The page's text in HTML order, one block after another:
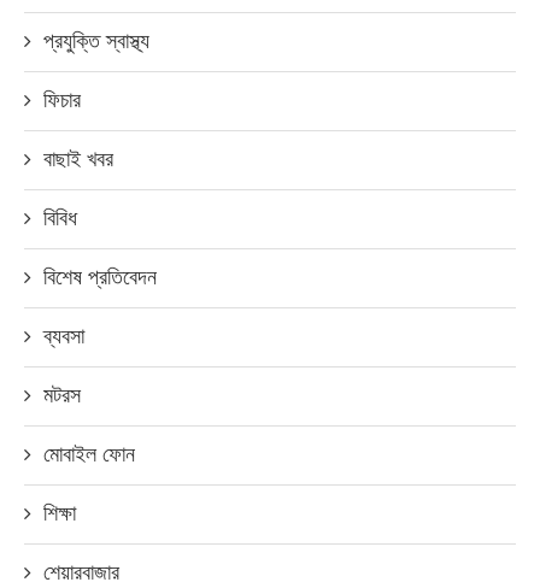
প্রযুক্তি স্বাস্থ্য
ফিচার
বাছাই খবর
বিবিধ
বিশেষ প্রতিবেদন
ব্যবসা
মটরস
মোবাইল ফোন
শিক্ষা
শেয়ারবাজার